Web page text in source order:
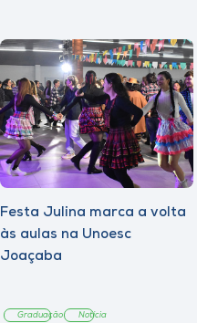
Festa Julina marca a volta
às aulas na Unoesc
Joaçaba
Graduação Notícia